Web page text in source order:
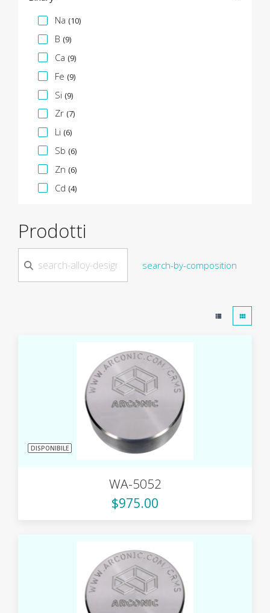
Facet specifica
Na (10)
B (9)
Ca (9)
Fe (9)
Si (9)
Zr (7)
Li (6)
Sb (6)
Zn (6)
Cd (4)
Prodotti
search-by-composition
DISPONIBILE
WA-5052
$975.00